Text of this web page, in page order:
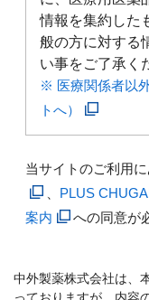
情報を集約した
般の方に対する
い事をご了承く
※ 医療関係者以
トへ）
当サイトのご利用に
PLUS
案内
への同意が
中外製薬株式会社は、
っておりますが、内容